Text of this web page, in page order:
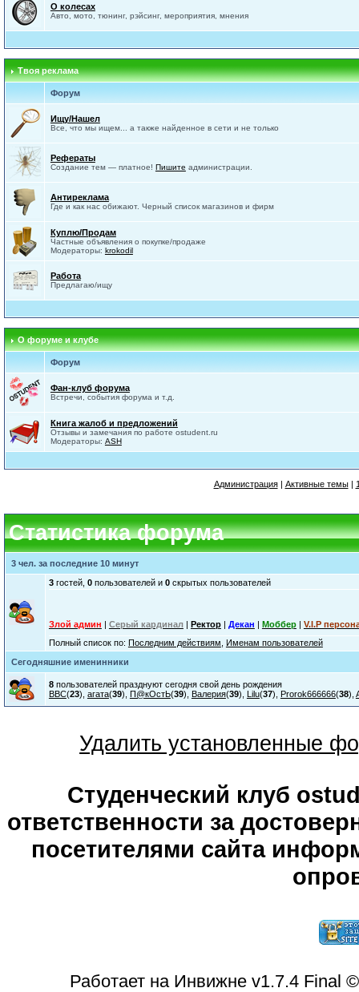
О колесах
Авто, мото, тюнинг, рэйсинг, мероприятия, мнения
Твоя реклама
Форум
Ищу/Нашел
Все, что мы ищем... а также найденное в сети и не только
Рефераты
Создание тем — платное! Пишите администрации.
Антиреклама
Где и как нас обижают. Черный список магазинов и фирм
Куплю/Продам
Частные объявления о покупке/продаже
Модераторы: krokodil
Работа
Предлагаю/ищу
О форуме и клубе
Форум
Фан-клуб форума
Встречи, события форума и т.д.
Книга жалоб и предложений
Отзывы и замечания по работе ostudent.ru
Модераторы: ASH
Администрация| Активные темы|
Статистика форума
3 чел. за последние 10 минут
3гостей, 0пользователей и 0скрытых пользователей
Злой админ | Серый кардинал| Ректор| Декан | Моббер| V.I.P
Полный список по: Последним действиям Именам пользователей
Сегодняшние именинники
8пользователей празднуют сегодня свой день рождения
ВВС(23), агата(39), П@кОстЬ(39), Валерия(39), Lilu(37), Prorok666666(38),
Удалить установленные
Студенческий клуб
ответственности за
посетителями сайта
Работает на Инвижне v1.7.4 Final